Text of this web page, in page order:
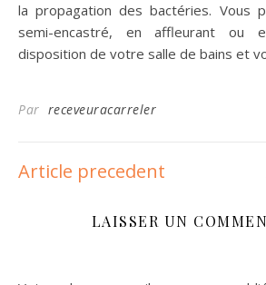
la propagation des bactéries. Vous
semi-encastré, en affleurant ou
disposition de votre salle de bains et
Par receveuracarreler
Article precedent
LAISSER UN